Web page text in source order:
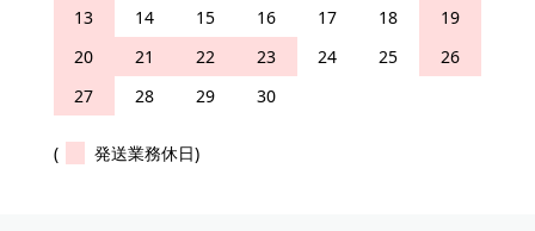
13
14 15 16 17 18
19
20
21 22 23 24 25
26
27
28 29 30
( 発送業務休日)